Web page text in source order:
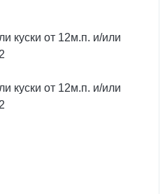
куски от 12м.п. и/или
куски от 12м.п. и/или